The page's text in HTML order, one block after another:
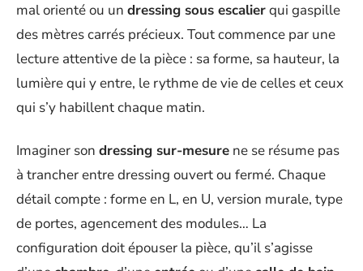
mal orienté ou un dressing sous escalierqui gaspille
des mètres carrés précieux. Tout commence par une
lecture attentive de la pièce : sa forme, sa hauteur, la
lumière qui y entre, le rythme de vie de celles et ceux
qui s’y habillent chaque matin.
Imaginer son dressing sur-mesure ne se résume pas
à trancher entre dressing ouvert ou fermé. Chaque
détail compte : forme en L, en U, version murale, type
de portes, agencement des modules… La
configuration doit épouser la pièce, qu’il s’agisse